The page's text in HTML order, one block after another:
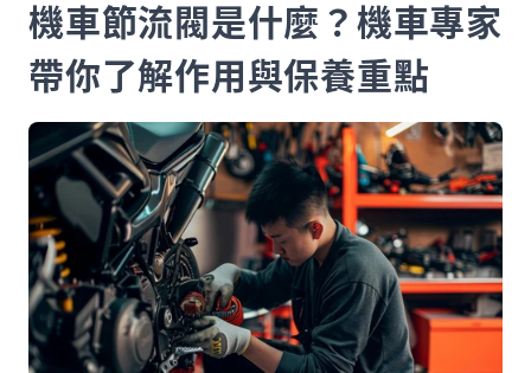
機車行情
徵才資訊
媒體推薦
聯絡我們
機車節流閥是什麼？機車專家
帶你了解作用與保養重點